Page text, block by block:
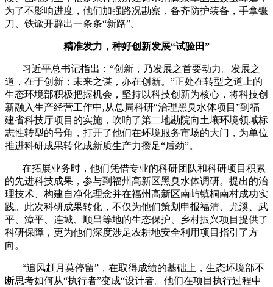
为了不影响进度，他们加强路况勘察，备齐防护装备，手拿镰
刀、铁锨开辟出一条条“新路”。
精准发力，种好创新发展“试验田”
习近平总书记指出：“创新，乃发展之首要动力。发展之
道，在于创新；未来之谋，亦在创新。”正处在转型之道上的
生态环境部积极把握机会，坚持以科技创新为核心，将科技创
新融入生产经营工作中,从总局科研“治理黑臭水体项目”到福
建省科技厅项目的实施，吹响了第二地勘院向土壤环境领域标
志性转型的号角，打开了他们在环境服务市场的大门，为单位
推进科研成果转化成新质生产力攒足“后劲”。
在拓展业务时，他们凭借专业的科研团队和科研项目积累
的先进科技成果，参与到福州高新区黑臭水体调研。提出的治
理技术、构建自净化理念并在福州高新区南屿镇桐南村成功实
践。此次科研成果转化，不仅为他们策划申报福清、尤溪、武
平、漳平、连城、顺昌等地的生态保护、乡村振兴项目提供了
科研保障，更为他们深度涉足农耕地安全利用项目指引了方
向。
“追风赶月莫停留”，在取得成绩的基础上，生态环境部不
断思考如何从“执行者”变成“设计者。他们在项目执行过程中